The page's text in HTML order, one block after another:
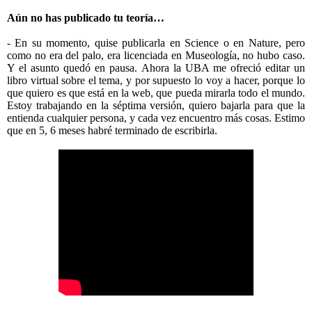
Aún no has publicado tu teoría…
- En su momento, quise publicarla en Science o en Nature, pero
como no era del palo, era licenciada en Museología, no hubo caso.
Y el asunto quedó en pausa. Ahora la UBA me ofreció editar un
libro virtual sobre el tema, y por supuesto lo voy a hacer, porque lo
que quiero es que está en la web, que pueda mirarla todo el mundo.
Estoy trabajando en la séptima versión, quiero bajarla para que la
entienda cualquier persona, y cada vez encuentro más cosas. Estimo
que en 5, 6 meses habré terminado de escribirla.